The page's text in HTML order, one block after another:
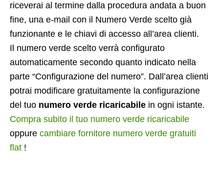
riceverai al termine dalla procedura andata a buon
fine, una e-mail con il Numero Verde scelto già
funzionante e le chiavi di accesso all’area clienti.
Il numero verde scelto verrà configurato
automaticamente secondo quanto indicato nella
parte “Configurazione del numero”. Dall’area clienti
potrai modificare gratuitamente la configurazione
del tuo numero verde ricaricabile in ogni istante.
Compra subito il tuo numero verde ricaricabile
oppure cambiare fornitore numero verde gratuiti
flat !